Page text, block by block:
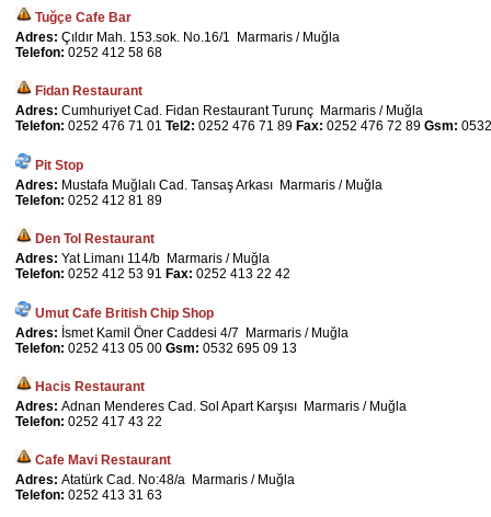
Tuğçe Cafe Bar
Adres: Çıldır Mah. 153.sok. No.16/1 Marmaris / Muğla
Telefon: 0252 412 58 68
Fidan Restaurant
Adres: Cumhuriyet Cad. Fidan Restaurant Turunç Marmaris / Muğla
Telefon: 0252 476 71 01 Tel2: 0252 476 71 89 Fax: 0252 476 72 89 Gsm:
Pit Stop
Adres: Mustafa Muğlalı Cad. Tansaş Arkası Marmaris / Muğla
Telefon: 0252 412 81 89
Den Tol Restaurant
Adres: Yat Limanı 114/b Marmaris / Muğla
Telefon: 0252 412 53 91 Fax: 0252 413 22 42
Umut Cafe British Chip Shop
Adres: İsmet Kamil Öner Caddesi 4/7 Marmaris / Muğla
Telefon: 0252 413 05 00 Gsm: 0532 695 09 13
Hacis Restaurant
Adres: Adnan Menderes Cad. Sol Apart Karşısı Marmaris / Muğla
Telefon: 0252 417 43 22
Cafe Mavi Restaurant
Adres: Atatürk Cad. No:48/a Marmaris / Muğla
Telefon: 0252 413 31 63